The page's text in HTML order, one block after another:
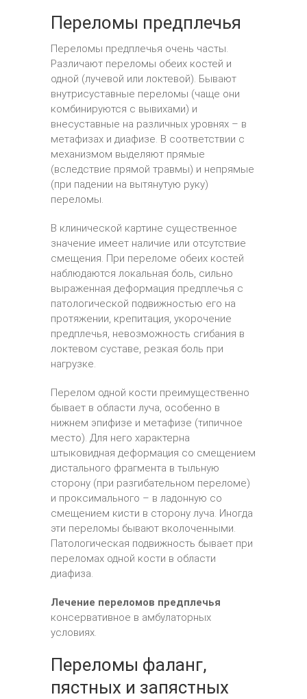
Переломы предплечья
Переломы предплечья очень часты.
Различают переломы обеих костей и
одной (лучевой или локтевой). Бывают
внутрисуставные переломы (чаще они
комбинируются с вывихами) и
внесуставные на различных уровнях – в
метафизах и диафизе. В соответствии с
механизмом выделяют прямые
(вследствие прямой травмы) и непрямые
(при падении на вытянутую руку)
переломы.
В клинической картине существенное
значение имеет наличие или отсутствие
смещения. При переломе обеих костей
наблюдаются локальная боль, сильно
выраженная деформация предплечья с
патологической подвижностью его на
протяжении, крепитация, укорочение
предплечья, невозможность сгибания в
локтевом суставе, резкая боль при
нагрузке.
Перелом одной кости преимущественно
бывает в области луча, особенно в
нижнем эпифизе и метафизе (типичное
место). Для него характерна
штыковидная деформация со смещением
дистального фрагмента в тыльную
сторону (при разгибательном переломе)
и проксимального – в ладонную со
смещением кисти в сторону луча. Иногда
эти переломы бывают вколоченными.
Патологическая подвижность бывает при
переломах одной кости в области
диафиза.
Лечение переломов предплечья
консервативное в амбулаторных
условиях.
Переломы фаланг,
пястных и запястных